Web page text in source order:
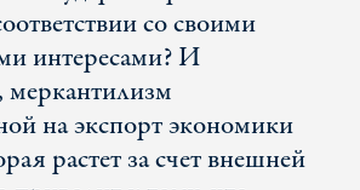
со своими
интересами? И
меркантилизм
на экспорт экономики
растет за счет внешней